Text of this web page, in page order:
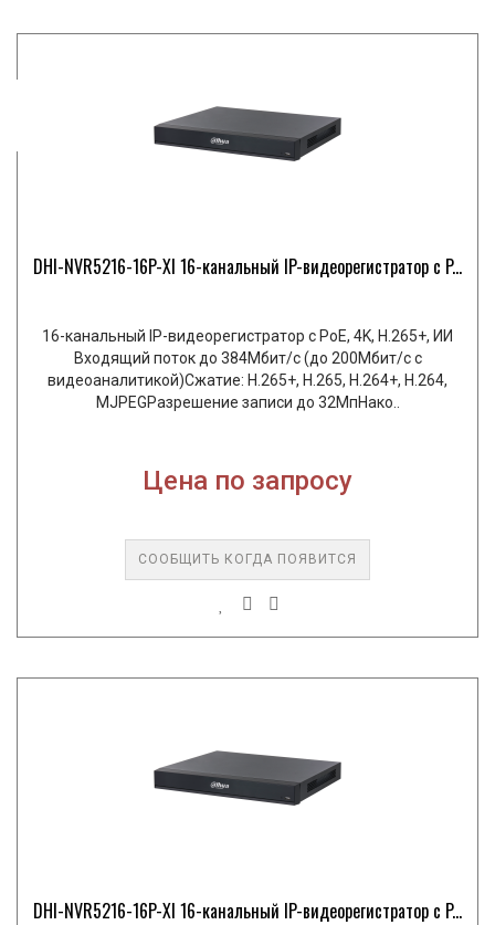
DHI-NVR5216-16P-XI 16-канальный IP-видеорегистратор с P...
16-канальный IP-видеорегистратор с PoE, 4K, H.265+, ИИ
Входящий поток до 384Мбит/с (до 200Мбит/с с
видеоаналитикой)Сжатие: H.265+, H.265, H.264+, H.264,
MJPEGРазрешение записи до 32МпНако..
Цена по запросу
СООБЩИТЬ КОГДА ПОЯВИТСЯ
DHI-NVR5216-16P-XI 16-канальный IP-видеорегистратор с P...